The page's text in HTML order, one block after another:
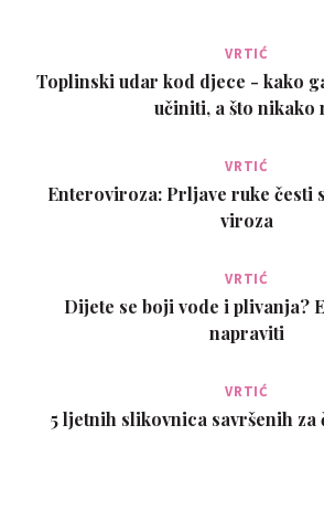
VRTIĆ
Toplinski udar kod djece - kako
učiniti, a što nikako
VRTIĆ
Enteroviroza: Prljave ruke česti
viroza
VRTIĆ
Dijete se boji vode i plivanja?
napraviti
VRTIĆ
5 ljetnih slikovnica savršenih za